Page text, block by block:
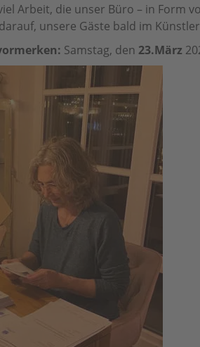
Arbeit, die unser Büro – in Form
unsere Gäste bald im
Samstag, den 23.März